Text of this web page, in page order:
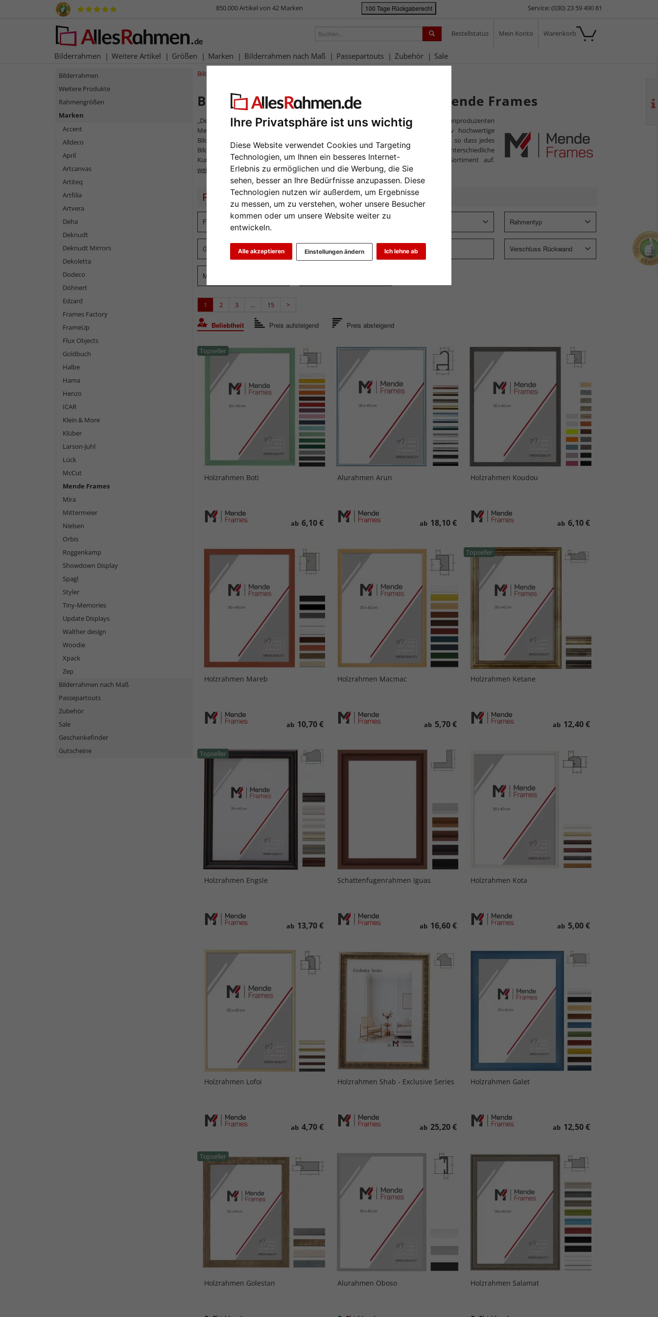
Ihre Privatsphäre ist uns wichtig
Diese Website verwendet Cookies und Targeting
Technologien, um Ihnen ein besseres Internet-
Erlebnis zu ermöglichen und die Werbung, die Sie
sehen, besser an Ihre Bedürfnisse anzupassen. Diese
Technologien nutzen wir außerdem, um Ergebnisse
zu messen, um zu verstehen, woher unsere Besucher
kommen oder um unsere Website weiter zu
entwickeln.
Alle akzeptieren Ich lehne ab
Einstellungen ändern
850.000 Artikel von 42 Marken 100 Tage Rückgaberecht Service: (030) 23 59 490 81
Bestellstatus Mein Konto Warenkorb
Bilderrahmen Weitere Artikel Größen Marken Bilderrahmen nach Maß Passepartouts Zubehör Sale
Bilderrahmen-Shop
Bilderrahmen & Passepartouts von Mende Frames
„Der passende Rahmen für Ihre Ideen“. So lautet das Motto des deutschen Rahmenproduzenten
Mende Frames. Der Hersteller hat in diesem Sinne einiges zu bieten: qualitativ hochwertige
Bilderrahmen aus den Materialien Holz und Aluminium. Auftragsbezogene Fertigung, so dass jedes
Bildformat richtig gerahmt wird. Ein hervorragendes Preis-Leistungsverhältnis, das unterschiedliche
Kundenwünsche bedient. Dabei lockern die bunten Motiv-Passepartouts das Sortiment auf.
weiterlesen...
Format Produkttyp Rahmentyp
Glasart Maßanfertigung % Sale Verschluss Rückwand
Material
1 2 3 ... 15 >
Beliebtheit Preis aufsteigend Preis absteigend
Topseller
Holzrahmen Boti
ab 6,10 €
Alurahmen Arun
ab 18,10 €
Holzrahmen Koudou
ab 6,10 €
Holzrahmen Mareb
ab 10,70 €
Holzrahmen Macmac
ab 5,70 €
Topseller
Holzrahmen Ketane
ab 12,40 €
Topseller
Holzrahmen Engsle
ab 13,70 €
Schattenfugenrahmen Iguas
ab 16,60 €
Holzrahmen Kota
ab 5,00 €
Holzrahmen Lofoi
ab 4,70 €
Holzrahmen Shab - Exclusive Series
ab 25,20 €
Holzrahmen Galet
ab 12,50 €
Topseller
Holzrahmen Golestan Alurahmen Oboso Holzrahmen Salamat
Bilderrahmen
Weitere Produkte
Rahmengrößen
Marken
Accent
Alldeco
April
Artcanvas
Artiteq
Artfilia
Artvera
Deha
Deknudt
Deknudt Mirrors
Dekoletta
Dodeco
Döhnert
Edzard
Frames Factory
FrameUp
Flux Objects
Goldbuch
Halbe
Hama
Henzo
ICAR
Klein & More
Klüber
Larson-Juhl
Lück
McCut
Mende Frames
Mira
Mittermeier
Nielsen
Orbis
Roggenkamp
Showdown Display
Spagl
Styler
Tiny-Memories
Update Displays
Walther design
Woodie
Xpack
Zep
Bilderrahmen nach Maß
Passepartouts
Zubehör
Sale
Geschenkefinder
Gutscheine